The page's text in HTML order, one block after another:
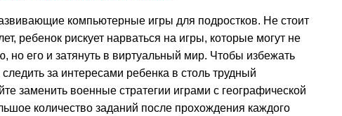
компьютерные игры для подростков. Не стоит
ребенок рискует нарваться на игры, которые могут не
но его и затянуть в виртуальный мир. Чтобы избежать
за интересами ребенка в столь трудный
заменить военные стратегии играми с географической
количество заданий после прохождения каждого